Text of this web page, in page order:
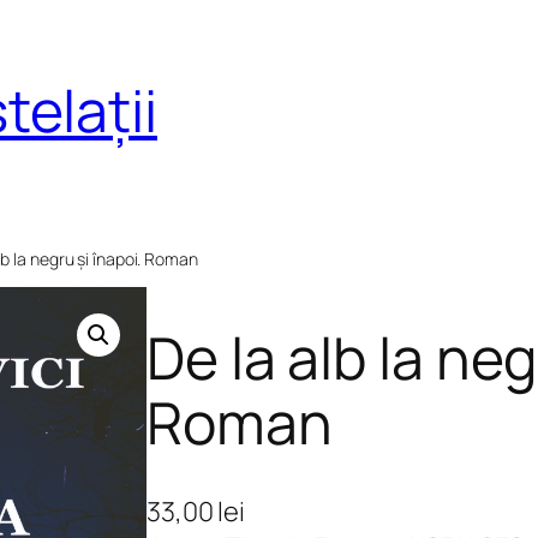
la negru și înapoi. Roman
De la alb la
Roman
33,00lei